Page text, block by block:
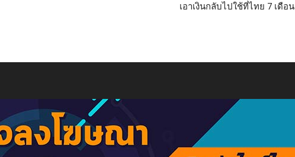
เอาเงินกลับไปใช้ที่ไทย 7 เดือน